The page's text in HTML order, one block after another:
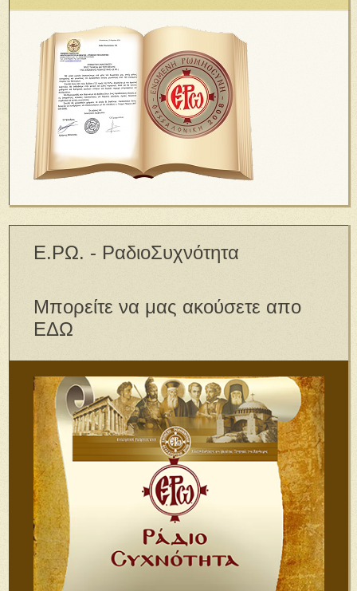
Ε.ΡΩ. - ΡαδιοΣυχνότητα
Μπορείτε να μας ακούσετε απο
ΕΔΩ